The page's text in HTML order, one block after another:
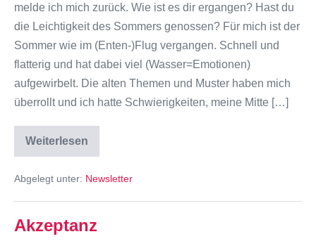
melde ich mich zurück. Wie ist es dir ergangen? Hast du
die Leichtigkeit des Sommers genossen? Für mich ist der
Sommer wie im (Enten-)Flug vergangen. Schnell und
flatterig und hat dabei viel (Wasser=Emotionen)
aufgewirbelt. Die alten Themen und Muster haben mich
überrollt und ich hatte Schwierigkeiten, meine Mitte […]
Weiterlesen
Abgelegt unter: Newsletter
Akzeptanz